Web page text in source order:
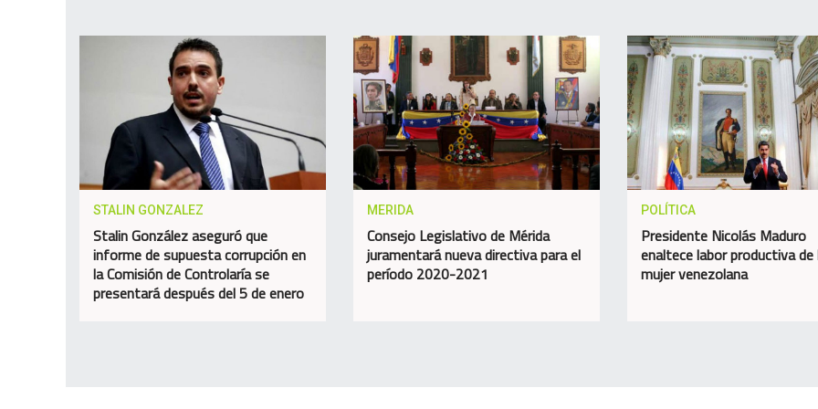
STALIN GONZALEZ
Stalin González aseguró que
informe de supuesta corrupción en
la Comisión de Controlaría se
presentará después del 5 de enero
MERIDA
Consejo Legislativo de Mérida
juramentará nueva directiva para el
período 2020-2021
POLÍTICA
Presidente Nicolás Maduro
enaltece labor productiva de
mujer venezolana